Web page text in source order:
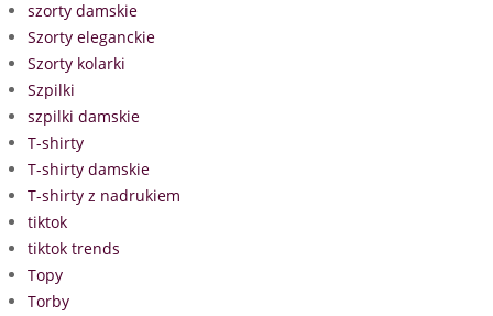
szorty damskie
Szorty eleganckie
Szorty kolarki
Szpilki
szpilki damskie
T-shirty
T-shirty damskie
T-shirty z nadrukiem
tiktok
tiktok trends
Topy
Torby